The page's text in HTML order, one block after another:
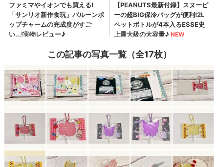
この記事の写真一覧（全17枚）